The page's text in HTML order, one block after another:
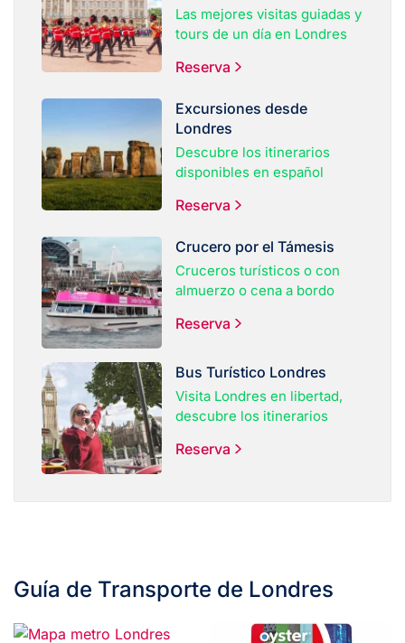
Las mejores visitas guiadas y
tours de un día en Londres
Reserva
Excursiones desde
Londres
Descubre los itinerarios
disponibles en español
Reserva
Crucero por el Támesis
Cruceros turísticos o con
almuerzo o cena a bordo
Reserva
Bus Turístico Londres
Visita Londres en libertad,
descubre los itinerarios
Reserva
Guía de Transporte de Londres